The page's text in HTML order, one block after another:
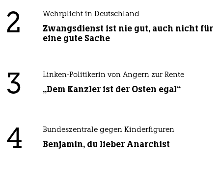
2 Wehrplicht in Deutschland
Zwangsdienst ist nie gut, auch nicht für
eine gute Sache
3 Linken-Politikerin von Angern zur Rente
„Dem Kanzler ist der Osten egal“
4 Bundeszentrale gegen Kinderfiguren
Benjamin, du lieber Anarchist